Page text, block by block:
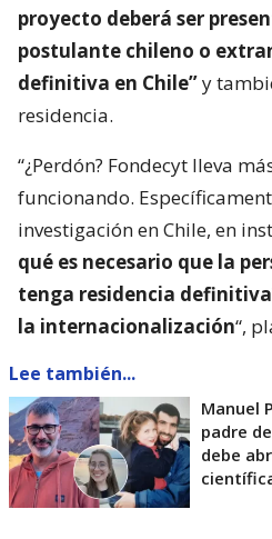
proyecto deberá ser
postulante chileno o
definitiva en Chile”y
residencia.
“¿Perdón? Fondecyt lleva
funcionando.
investigación en Chile, en
qué es necesario que la
tenga residencia
la internacionalización“,
Lee también...
Manuel
padre
debe